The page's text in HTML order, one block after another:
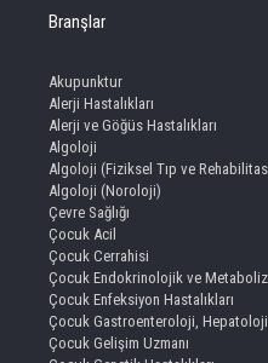
Branşlar
Akupunktur
Alerji Hastalıkları
Alerji ve Göğüs Hastalıkları
Algoloji
Algoloji (Fiziksel Tıp ve
Algoloji (Noroloji)
Çevre Sağlığı
Çocuk Acil
Çocuk Cerrahisi
Çocuk Endokrinolojik ve
Çocuk Enfeksiyon Hastalıkları
Çocuk Gastroenteroloji,
Çocuk Gelişim Uzmanı